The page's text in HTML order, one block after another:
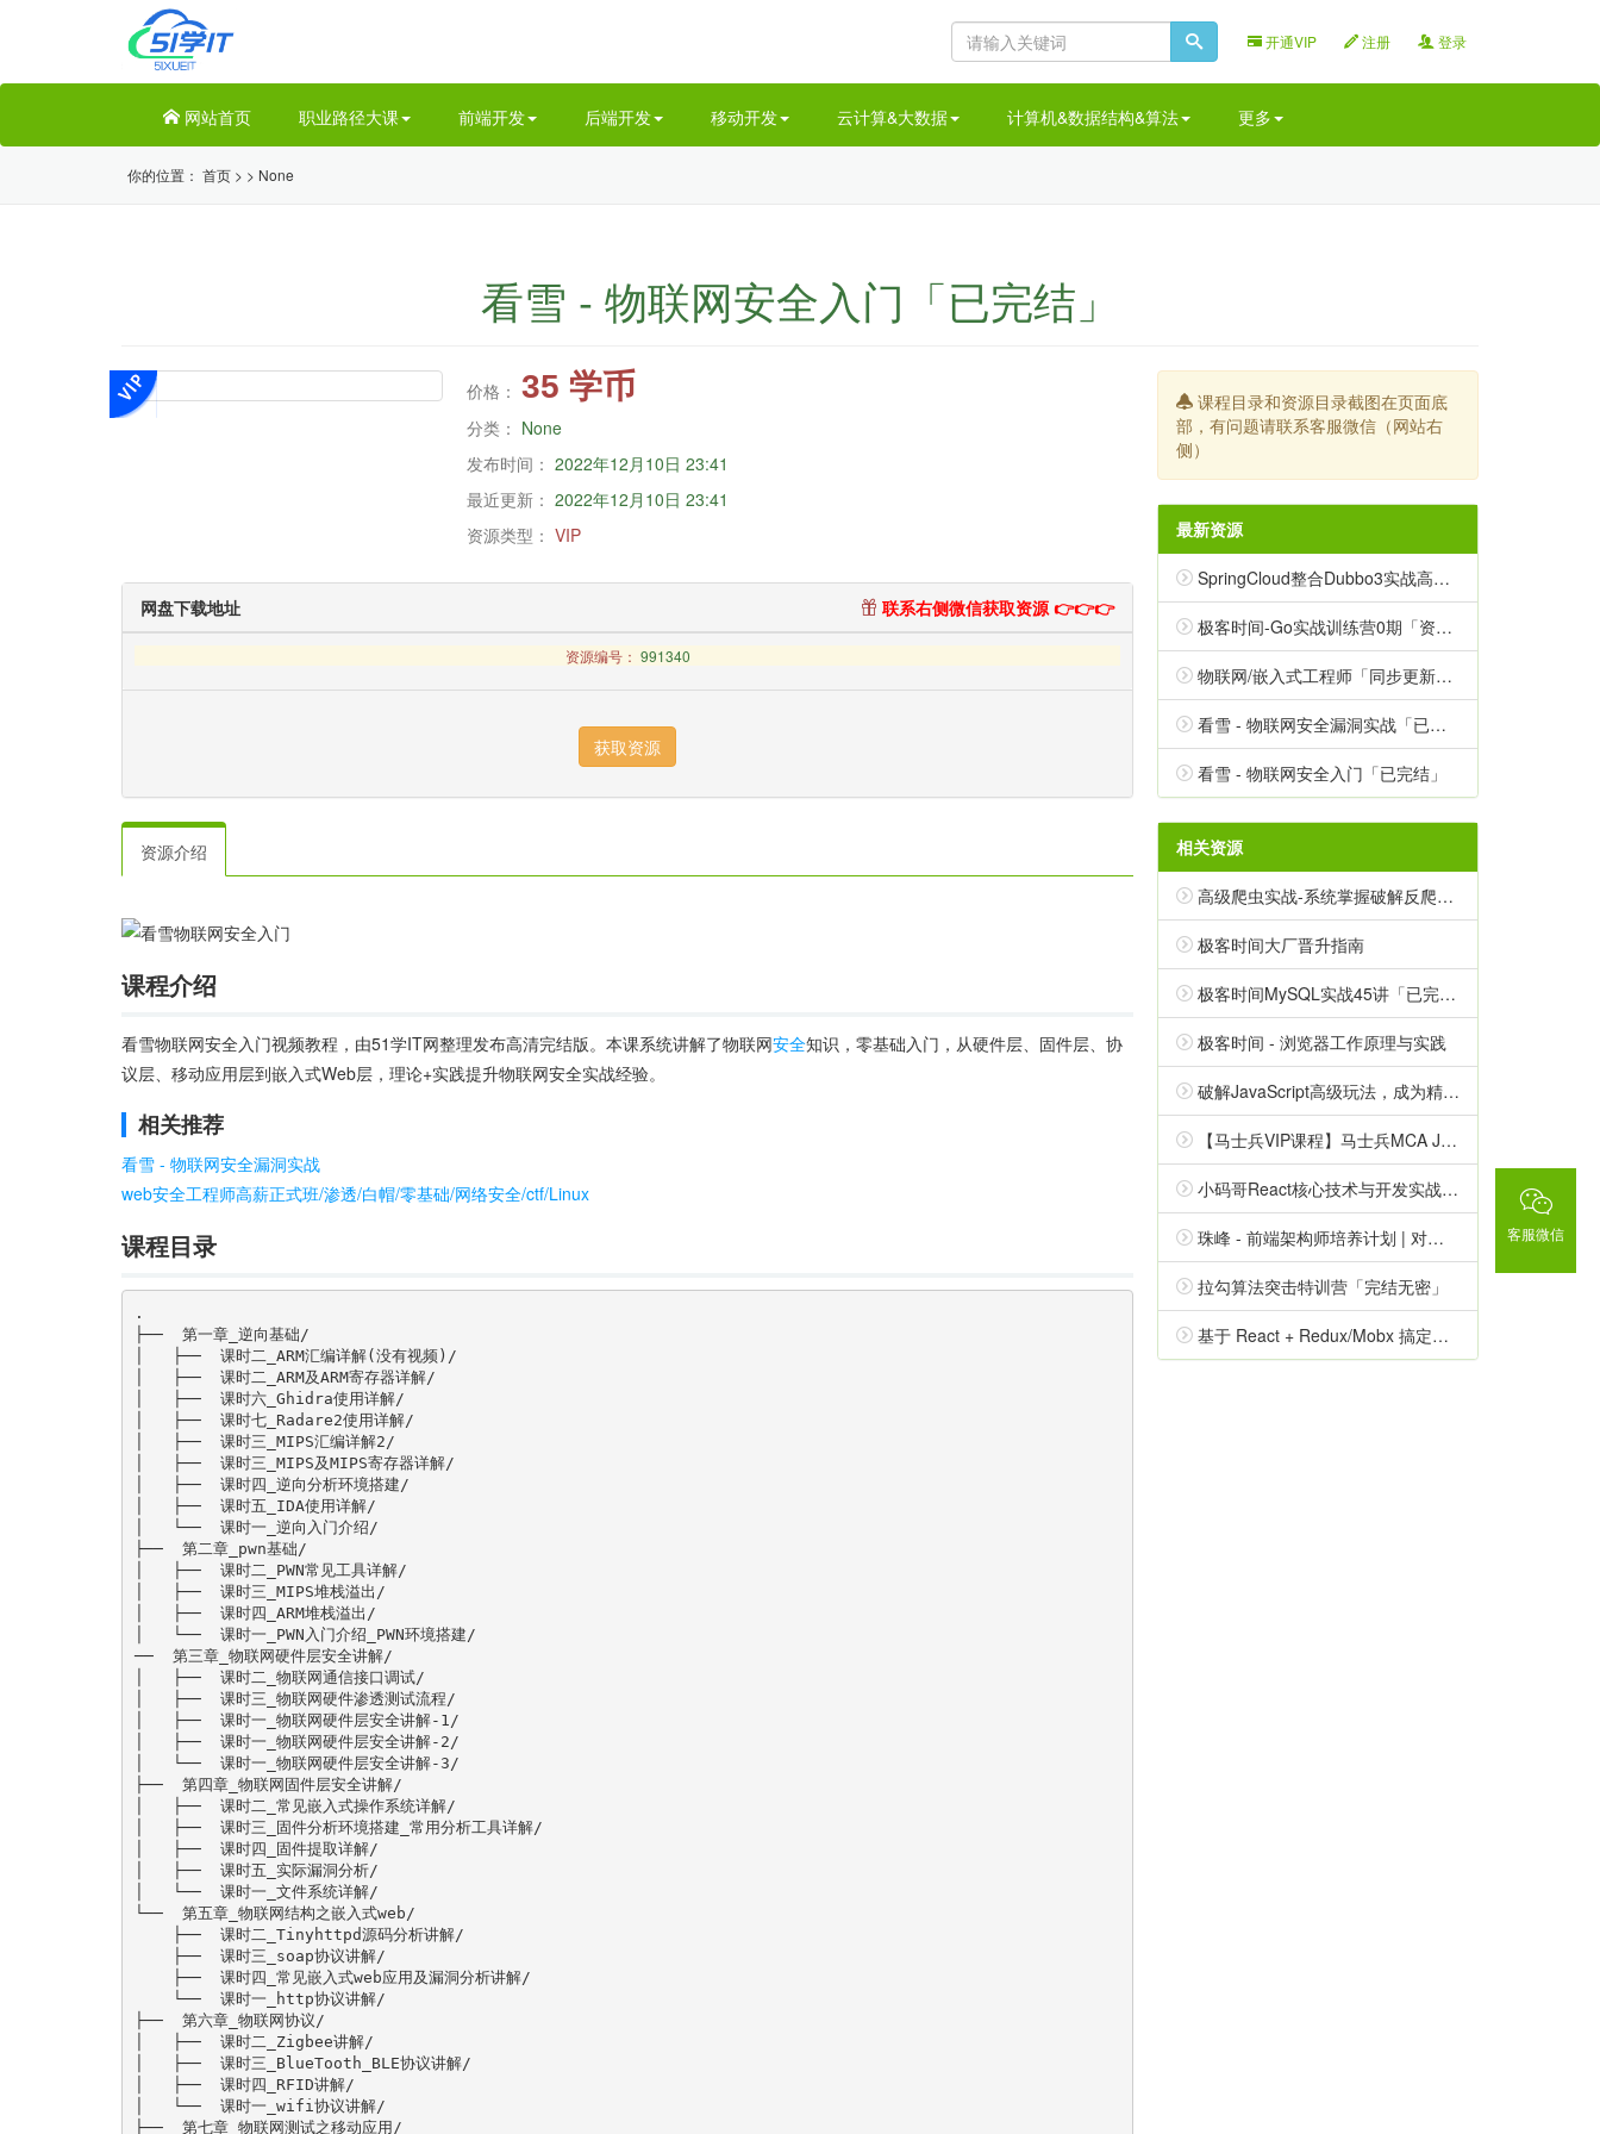
开通VIP 注册 登录
网站首页 职业路径大课 前端开发 后端开发 移动开发 云计算&大数据 计算机&数据结构&算法 更多
你的位置： 首页 > > None
看雪 - 物联网安全入门「已完结」
价格： 35 学币
分类： None
发布时间： 2022年12月10日 23:41
最近更新： 2022年12月10日 23:41
资源类型： VIP
联系右侧微信获取资源 👉👉👉
网盘下载地址
资源编号： 991340
资源介绍
课程介绍
看雪物联网安全入门视频教程，由51学IT网整理发布高清完结版。本课系统讲解了物联网安全知识，零基础入门，从硬件层、固件层、协
议层、移动应用层到嵌入式Web层，理论+实践提升物联网安全实战经验。
相关推荐
看雪 - 物联网安全漏洞实战
web安全工程师高薪正式班/渗透/白帽/零基础/网络安全/ctf/Linux
课程目录
.
├──  第一章_逆向基础/
│   ├──  课时二_ARM汇编详解(没有视频)/
│   ├──  课时二_ARM及ARM寄存器详解/
│   ├──  课时六_Ghidra使用详解/
│   ├──  课时七_Radare2使用详解/
│   ├──  课时三_MIPS汇编详解2/
│   ├──  课时三_MIPS及MIPS寄存器详解/
│   ├──  课时四_逆向分析环境搭建/
│   ├──  课时五_IDA使用详解/
│   └──  课时一_逆向入门介绍/
├──  第二章_pwn基础/
│   ├──  课时二_PWN常见工具详解/
│   ├──  课时三_MIPS堆栈溢出/
│   ├──  课时四_ARM堆栈溢出/
│   └──  课时一_PWN入门介绍_PWN环境搭建/
──  第三章_物联网硬件层安全讲解/
│   ├──  课时二_物联网通信接口调试/
│   ├──  课时三_物联网硬件渗透测试流程/
│   ├──  课时一_物联网硬件层安全讲解-1/
│   ├──  课时一_物联网硬件层安全讲解-2/
│   └──  课时一_物联网硬件层安全讲解-3/
├──  第四章_物联网固件层安全讲解/
│   ├──  课时二_常见嵌入式操作系统详解/
│   ├──  课时三_固件分析环境搭建_常用分析工具详解/
│   ├──  课时四_固件提取详解/
│   ├──  课时五_实际漏洞分析/
│   └──  课时一_文件系统详解/
└──  第五章_物联网结构之嵌入式web/
├──  第六章_物联网协议/
│   ├──  课时二_Zigbee讲解/
│   ├──  课时三_BlueTooth_BLE协议讲解/
│   ├──  课时四_RFID讲解/
│   └──  课时一_wifi协议讲解/
├──  第七章_物联网测试之移动应用/
课程目录和资源目录截图在页面底
部，有问题请联系客服微信（网站右
侧）
最新资源
SpringCloud整合Dubbo3实战高并发微服务架构设计「云盘无密」
极客时间-Go实战训练营0期「资料课件完整」
物联网/嵌入式工程师「同步更新中」
看雪 - 物联网安全漏洞实战「已完结」
看雪 - 物联网安全入门「已完结」
相关资源
高级爬虫实战-系统掌握破解反爬技能 挑战高薪「无密包完结」
极客时间大厂晋升指南
极客时间MySQL实战45讲「已完结」
极客时间 - 浏览器工作原理与实践
破解JavaScript高级玩法，成为精通 JS 的原生专家 | 7章「高清包完结」 -
【马士兵VIP课程】马士兵MCA Java高级互联网架构师网盘下载（最新1-7班）
小码哥React核心技术与开发实战「完结无密」
珠峰 - 前端架构师培养计划 | 对标阿里p6+「完结无密」
拉勾算法突击特训营「完结无密」
基于 React + Redux/Mobx 搞定复杂项目状态管理「网盘无密分享」
客服微信